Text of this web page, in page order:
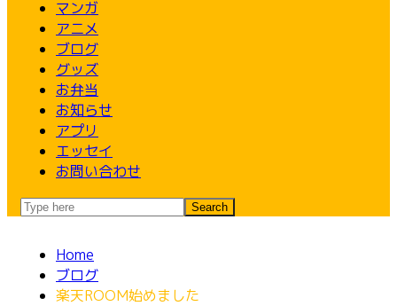
マンガ
アニメ
ブログ
グッズ
お弁当
お知らせ
アプリ
エッセイ
お問い合わせ
Home
ブログ
楽天ROOM始めました